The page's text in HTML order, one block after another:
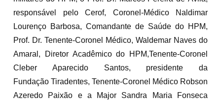
responsável pelo Cerof, Coronel-Médico Naldimar
Lourenço Barbosa, Comandante de Saúde do HPM,
Prof. Dr. Tenente-Coronel Médico, Waldemar Naves do
Amaral, Diretor Acadêmico do HPM,Tenente-Coronel
Cleber Aparecido Santos, presidente da
Fundação Tiradentes, Tenente-Coronel Médico Robson
Azeredo Paixão e a Major Sandra Maria Fonseca